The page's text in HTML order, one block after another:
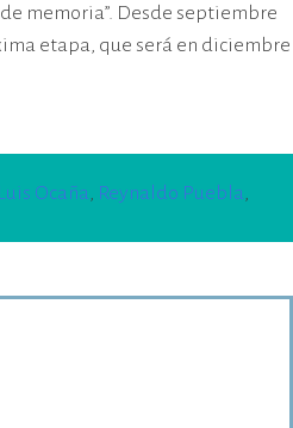
memoria”. Desde septiembre
etapa, que será en diciembre
Luis Ocaña, Reynaldo Puebla,